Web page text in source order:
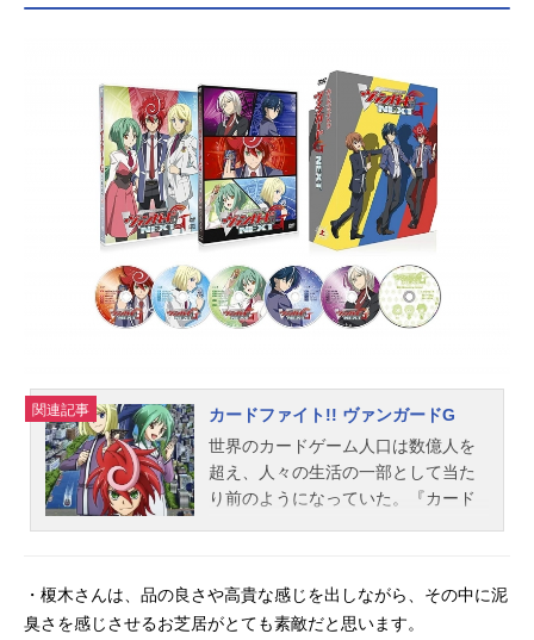
関連記事
カードファイト!! ヴァンガードG
世界のカードゲーム人口は数億人を
超え、人々の生活の一部として当た
り前のようになっていた。『カード
「先導アイチ」と「櫂トシキ」は、
世界を救う先導者になった。それか
・榎木さんは、品の良さや高貴な感じを出しながら、その中に泥
臭さを感じさせるお芝居がとても素敵だと思います。